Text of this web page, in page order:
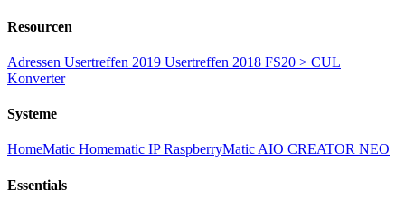
Resourcen
Adressen Usertreffen 2019 Usertreffen 2018 FS20 > CUL
Konverter
Systeme
HomeMatic Homematic IPRaspberryMatic AIO CREATOR NEO
Essentials